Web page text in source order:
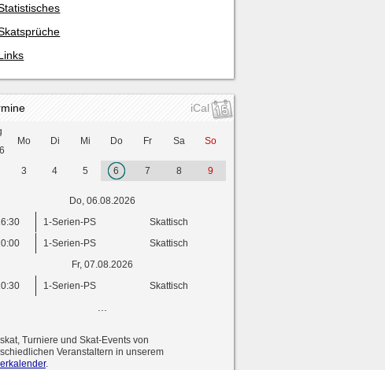
iCal
Mo Di Mi Do Fr Sa So
3 4 5 6 7 8 9
Do, 06.08.2026
1-Serien-PS
Skattisch
1-Serien-PS
Skattisch
Fr, 07.08.2026
1-Serien-PS Skattisch
Turniere und Skat-Events von
Veranstaltern in unserem
.